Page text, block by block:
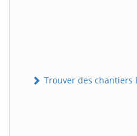
Trouver des chantiers